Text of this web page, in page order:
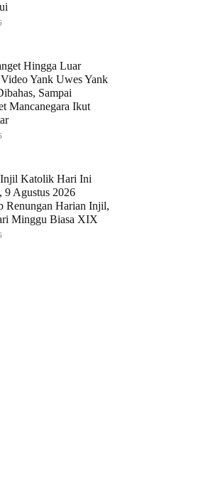
Hingga Luar
Yank Uwes Yank
Sampai
Mancanegara Ikut
Injil Katolik Hari Ini
9 Agustus 2026
Renungan Harian Injil,
Minggu Biasa XIX